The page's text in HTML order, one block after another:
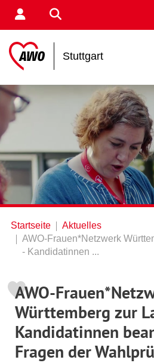
Stuttgart
Startseite
Aktuelles
AWO-Frauen*Netzwerk
- Kandidatinnen ...
AWO-
Württemberg zur
Kandidatinnen
Fragen der